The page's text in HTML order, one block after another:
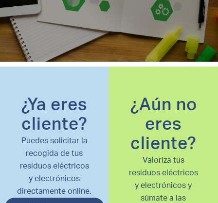
¿Ya eres
cliente?
Puedes solicitar la
recogida de tus
residuos eléctricos
y electrónicos
directamente online.
¿Aún no
eres
cliente?
Valoriza tus
residuos eléctricos
y electrónicos y
súmate a las